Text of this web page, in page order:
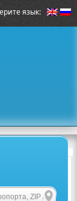
язык: